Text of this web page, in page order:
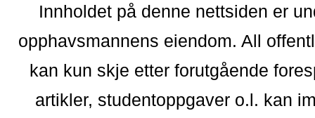
Innholdet på denne nettsiden er
opphavsmannens eiendom. All
kan kun skje etter forutgående
artikler, studentoppgaver o.l. kan